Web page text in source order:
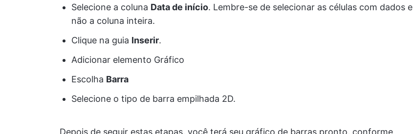
Selecione a coluna Data de início. Lembre-se de selecionar as células com dados e
não a coluna inteira.
Clique na guia Inserir.
Adicionar elemento Gráfico
Escolha Barra
Selecione o tipo de barra empilhada 2D.
Depois de seguir estas etapas, você terá seu gráfico de barras pronto, conforme